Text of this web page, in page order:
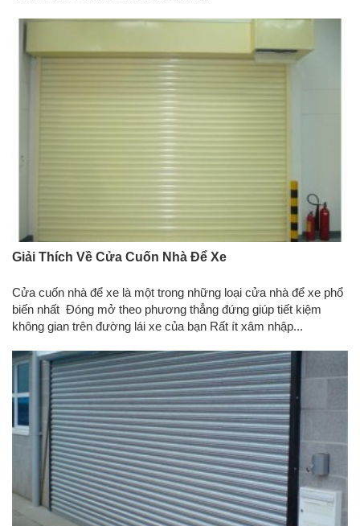
Giải Thích Về Cửa Cuốn Nhà Để Xe
Cửa cuốn nhà để xe là một trong những loại cửa nhà để xe phổ
biến nhất Đóng mở theo phương thẳng đứng giúp tiết kiệm
không gian trên đường lái xe của bạn Rất ít xâm nhập...